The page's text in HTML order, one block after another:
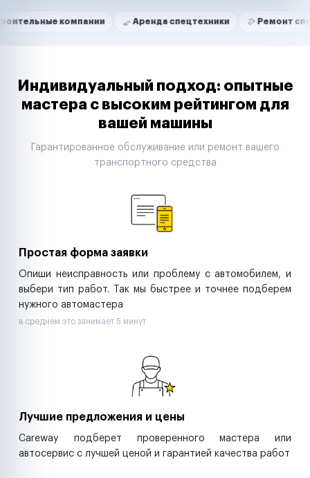
Нам доверяют
компании Аренда спецтехники Ремонт спецтехники
Маркетплейсы
Таксопарки
Автодилеры
Строительные компании
Аренда спецтехники
Индивидуальный подход: опытные
мастера с высоким рейтингом для
вашей машины
Гарантированное обслуживание или ремонт вашего
транспортного средства
Простая форма заявки
Опиши неисправность или проблему с автомобилем, и
выбери тип работ. Так мы быстрее и точнее подберем
нужного автомастера
в среднем это занимает 5 минут
Лучшие предложения и цены
Careway подберет проверенного мастера или
автосервис с лучшей ценой и гарантией качества работ